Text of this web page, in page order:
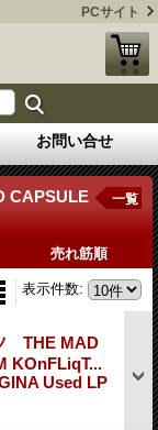
PCサイト
お問い合せ
CAPSULE
一覧
売れ筋順
表示件数:
THE MAD
KOnFLiqT...
Used LP